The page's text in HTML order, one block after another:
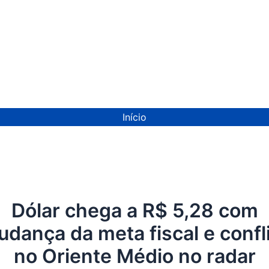
Início
Dólar chega a R$ 5,28 com
da meta fiscal e
no Oriente Médio no radar